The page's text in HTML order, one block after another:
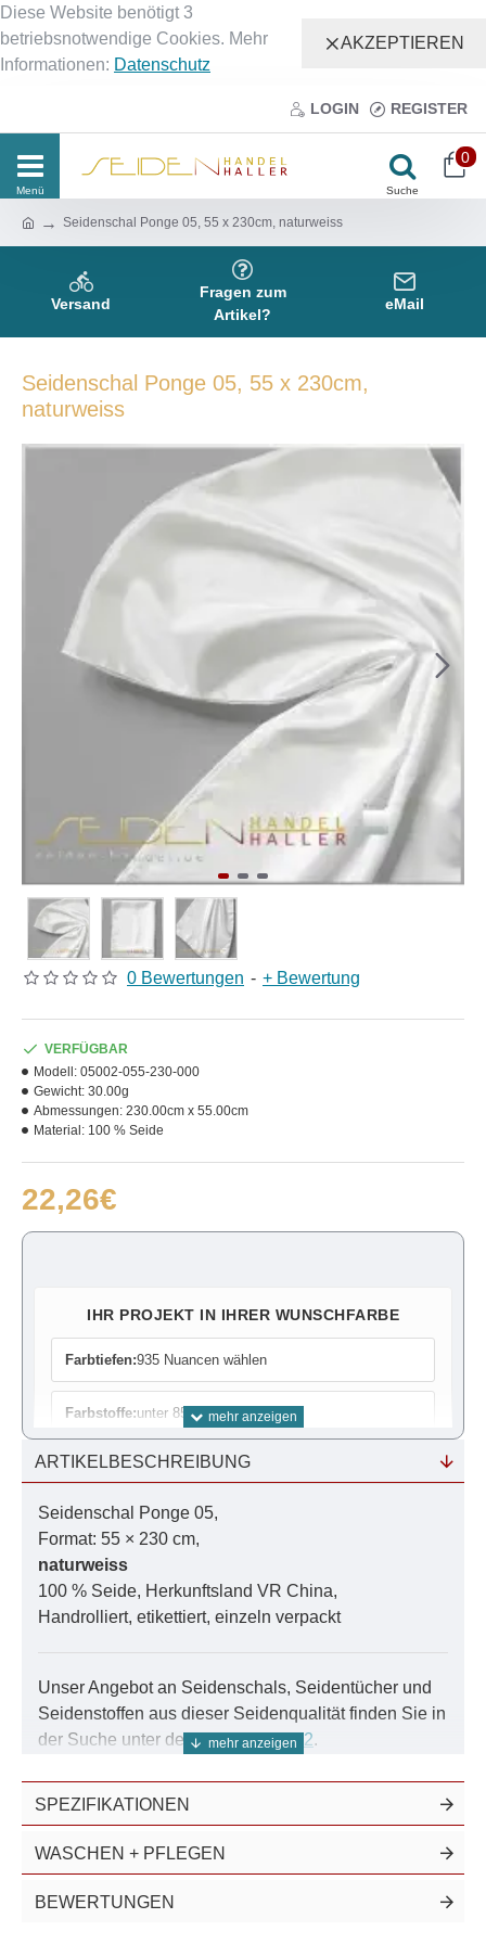
Diese Website benötigt 3
betriebsnotwendige Cookies. Mehr
Informationen: Datenschutz
AKZEPTIEREN
LOGIN REGISTER
0
Seidenschal Ponge 05, 55 x 230cm, naturweiss
Versand
Fragen zum
Artikel?
eMail
Seidenschal Ponge 05, 55 x 230cm,
naturweiss
0 Bewertungen - + Bewertung
22,26€
VERFÜGBAR
Modell: 05002-055-230-000
Gewicht: 30.00g
Abmessungen: 230.00cm x 55.00cm
Material: 100 % Seide
IHR PROJEKT IN IHRER WUNSCHFARBE
Farbtiefen:935 Nuancen wählen
Farbstoffe:unter 85 Farben wählen
Farbrechner:Bedarf ermitteln
Färbe-Anleitung:Schritt für Schritt
Farbmuster:
Das Farbsystem:Als PDF zum download
ARTIKELBESCHREIBUNG
Seidenschal Ponge 05,
Format: 55 × 230 cm,
naturweiss
100 % Seide, Herkunftsland VR China,
Handrolliert, etikettiert, einzeln verpackt
Unser Angebot an Seidenschals, Seidentücher und
Seidenstoffen aus dieser Seidenqualität finden Sie in
der Suche unter der Nummer05002.
Ponge-Seidenschals sind mehr als nur schön
anzusehen. Sie sind auch unglaublich praktisch.
Ponge-Seide ist bekannt für ihre Fähigkeit,
SPEZIFIKATIONEN
WASCHEN + PFLEGEN
BEWERTUNGEN